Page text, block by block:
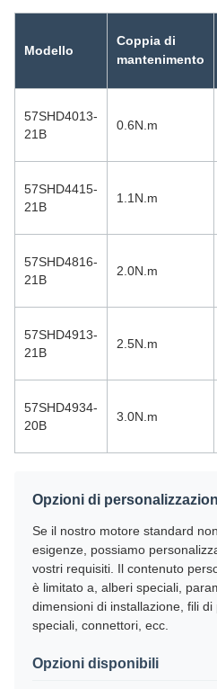
Modello
Coppia di
mantenimento
57SHD4013-
21B
0.6N.m
57SHD4415-
21B
1.1N.m
57SHD4816-
21B
2.0N.m
57SHD4913-
21B
2.5N.m
57SHD4934-
20B
3.0N.m
Opzioni di
Se il nostro motore standard
esigenze, possiamo
vostri requisiti. Il contenuto
è limitato a, alberi speciali,
dimensioni di installazione, fili
speciali, connettori, ecc.
Opzioni disponibili